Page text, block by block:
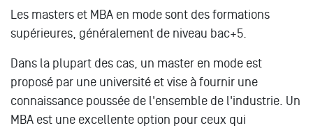
Les masters et MBA en mode sont des formations
supérieures, généralement de niveau bac+5.
Dans la plupart des cas, un master en mode est
proposé par une université et vise à fournir une
connaissance poussée de l'ensemble de l'industrie. Un
MBA est une excellente option pour ceux qui